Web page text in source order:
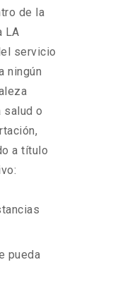
de la
LA
servicio
ningún
salud o
a título
pueda